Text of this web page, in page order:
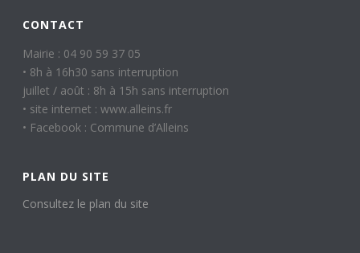
CONTACT
Mairie : 04 90 59 37 05
• 8h à 16h30 sans interruption
juillet / août : 8h à 15h sans interruption
• site internet : www.alleins.fr
• Facebook : Commune d’Alleins
PLAN DU SITE
Consultez le plan du site